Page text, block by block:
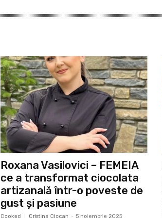
Roxana Vasilovici – FEMEIA
ce a transformat ciocolata
artizanală într-o poveste de
gust și pasiune
Cooked Cristina Ciocan - 5 noiembrie 2025